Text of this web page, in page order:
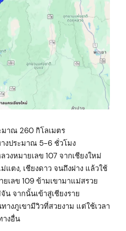
มาณ 260 กิโลเมตร
างประมาณ 5-6 ชั่วโมง
วงหมายเลข 107 จากเชียงใหม่
แตง, เชียงดาว จนถึงฝาง แล้วใช้
ยเลข 109 ข้ามเขามาแม่สรวย
น จากนั้นเข้าสู่เชียงราย
างภูเขามีวิวที่สวยงาม แต่ใช้เวลา
างอื่น